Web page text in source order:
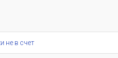
не в счет